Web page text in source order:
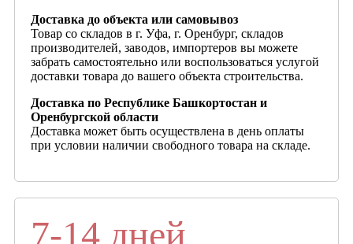
Доставка до объекта или самовывоз
Товар со складов в г. Уфа, г. Оренбург, складов
производителей, заводов, импортеров вы можете
забрать самостоятельно или воспользоваться услугой
доставки товара до вашего объекта строительства.
Доставка по Республике Башкортостан и
Оренбургской области
Доставка может быть осуществлена в день оплаты
при условии наличии свободного товара на складе.
7-14 дней